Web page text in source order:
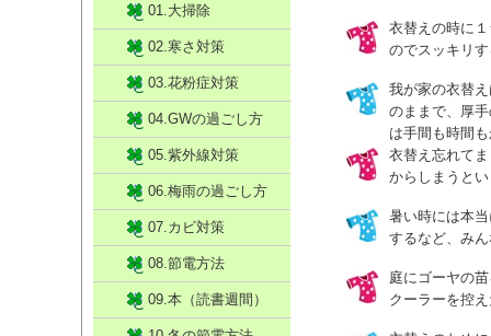
衣替えの時に
のでスッキリ
我が家の衣替
のままで、厚
は手間も時間
衣替え忘れて
からしまうと
暑い時には本
するなど、み
庭にゴーヤの
クーラーを控
01.大掃除
02.寒さ対策
03.花粉症対策
04.GWの過ごし方
05.紫外線対策
06.梅雨の過ごし方
07.カビ対策
08.節電方法
09.本（読書週間）